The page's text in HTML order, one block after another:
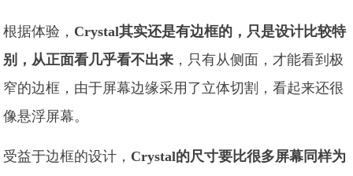
根据体验， Crystal其实还是有边框的，只是设计比较特
别，从正面看几乎看不出来 ，只有从侧面，才能看到极
窄的边框，由于屏幕边缘采用了立体切割，看起来还很
像悬浮屏幕。
受益于边框的设计， Crystal的尺寸要比很多屏幕同样为